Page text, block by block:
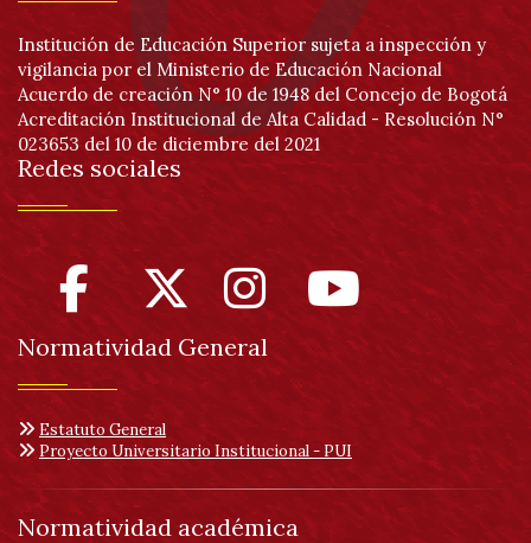
Institución de Educación Superior sujeta a inspección y
vigilancia por el Ministerio de Educación Nacional
Acuerdo de creación N° 10 de 1948 del Concejo de Bogotá
Acreditación Institucional de Alta Calidad - Resolución N°
023653 del 10 de diciembre del 2021
Redes sociales
Normatividad General
Estatuto General
Proyecto Universitario Institucional - PUI
Normatividad académica